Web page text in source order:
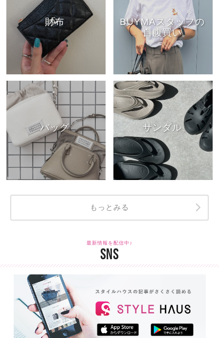
財布
BUYMAスタッフの
自腹買い
バッグ サンダル
もっとみる
最新情報を配信中♪
SNS